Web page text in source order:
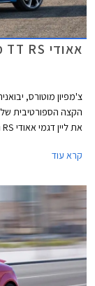
אאודי TT RS מושקת בישראל
קרא עוד